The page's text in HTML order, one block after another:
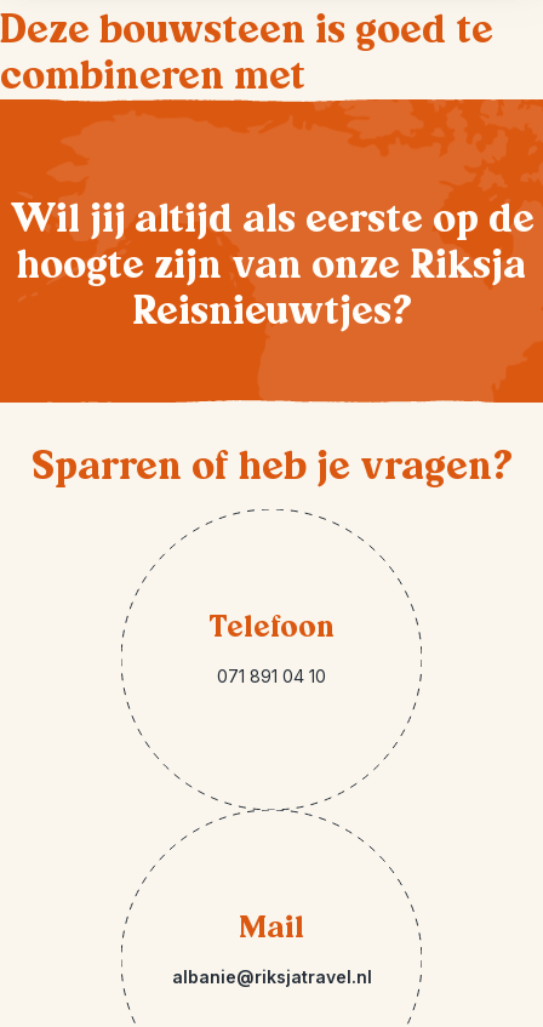
Deze bouwsteen is goed te
combineren met
Wil jij altijd als eerste op de
hoogte zijn van onze Riksja
Reisnieuwtjes?
Sparren of heb je vragen?
Telefoon
071 891 04 10
Mail
albanie@riksjatravel.nl